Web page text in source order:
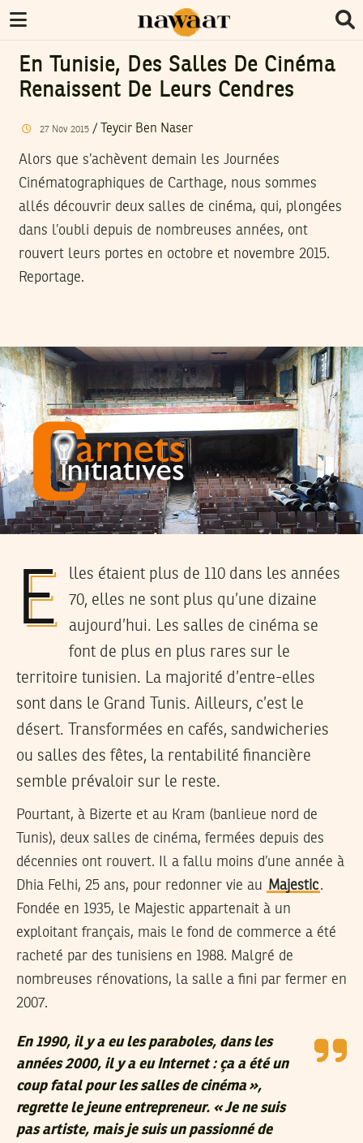
En Tunisie, Des Salles De Cinéma
Renaissent De Leurs Cendres
27 Nov 2015/ Teycir Ben Naser
Alors que s’achèvent demain les Journées
Cinématographiques de Carthage, nous sommes
allés découvrir deux salles de cinéma, qui, plongées
dans l’oubli depuis de nombreuses années, ont
rouvert leurs portes en octobre et novembre 2015.
Reportage.
Elles étaient plus de 110 dans les années
70, elles ne sont plus qu’une dizaine
aujourd’hui. Les salles de cinéma se
font de plus en plus rares sur le
territoire tunisien. La majorité d’entre-elles
sont dans le Grand Tunis. Ailleurs, c’est le
désert. Transformées en cafés, sandwicheries
ou salles des fêtes, la rentabilité financière
semble prévaloir sur le reste.
Pourtant, à Bizerte et au Kram (banlieue nord de
Tunis), deux salles de cinéma, fermées depuis des
décennies ont rouvert. Il a fallu moins d’une année à
Dhia Felhi, 25 ans, pour redonner vie au Majestic.
Fondée en 1935, le Majestic appartenait à un
exploitant français, mais le fond de commerce a été
racheté par des tunisiens en 1988. Malgré de
nombreuses rénovations, la salle a fini par fermer en
2007.
En 1990, il y a eu les paraboles, dans les
années 2000, il y a eu Internet : ça a été un
coup fatal pour les salles de cinéma »,
regrette le jeune entrepreneur. «Je ne suis
pas artiste, mais je suis un passionné de